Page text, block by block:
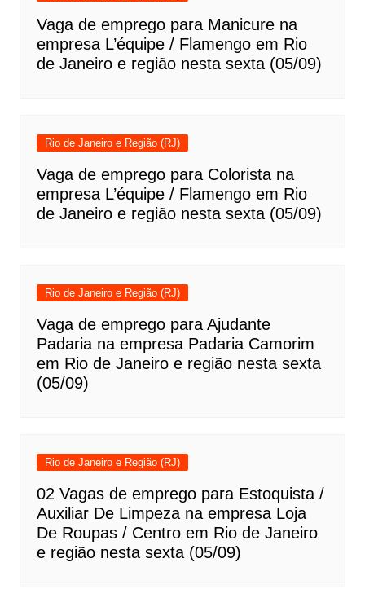
Vaga de emprego para Manicure na
empresa L’équipe / Flamengo em Rio
de Janeiro e região nesta sexta (05/09)
Rio de Janeiro e Região (RJ)
Vaga de emprego para Colorista na
empresa L’équipe / Flamengo em Rio
de Janeiro e região nesta sexta (05/09)
Rio de Janeiro e Região (RJ)
Vaga de emprego para Ajudante
Padaria na empresa Padaria Camorim
em Rio de Janeiro e região nesta sexta
(05/09)
Rio de Janeiro e Região (RJ)
02 Vagas de emprego para Estoquista /
Auxiliar De Limpeza na empresa Loja
De Roupas / Centro em Rio de Janeiro
e região nesta sexta (05/09)